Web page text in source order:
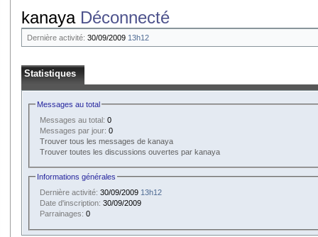
kanaya Déconnecté
Dernière activité: 30/09/2009 13h12
Statistiques
Messages au total
Messages au total: 0
Messages par jour: 0
Trouver tous les messages de kanaya
Trouver toutes les discussions ouvertes par kanaya
Informations générales
Dernière activité: 30/09/2009 13h12
Date d'inscription: 30/09/2009
Parrainages: 0